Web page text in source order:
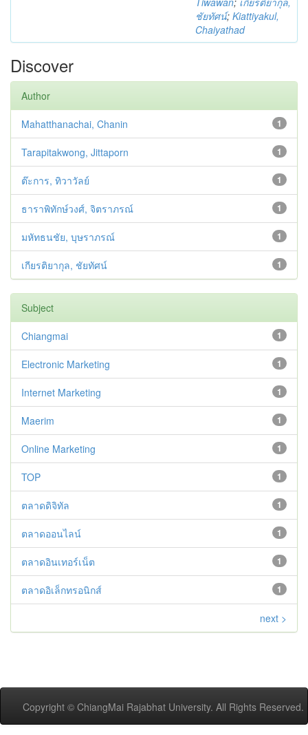
ชัยทัศน์; Kiattiyakul,
Chaiyathad
Discover
Author
1
Mahatthanachai, Chanin
1
Tarapitakwong, Jittaporn
1
ต๊ะการ, ทิวาวัลย์
1
ธาราพิทักษ์วงศ์, จิตราภรณ์
1
มหัทธนชัย, บุษราภรณ์
1
เกียรติยากุล, ชัยทัศน์
Subject
1
Chiangmai
1
Electronic Marketing
1
Internet Marketing
1
Maerim
1
Online Marketing
1
TOP
1
ตลาดดิจิทัล
1
ตลาดออนไลน์
1
ตลาดอินเทอร์เน็ต
1
ตลาดอิเล็กทรอนิกส์
next >
Copyright © ChiangMai Rajabhat University. All Rights Reserved.